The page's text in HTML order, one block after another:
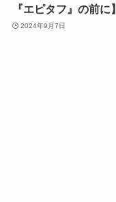
『エピタフ』の前に】
2024年9月7日